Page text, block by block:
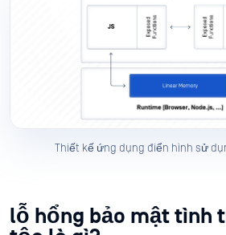
Thiết kế ứng dụng điển hình sử
lỗ hổng bảo mật tình